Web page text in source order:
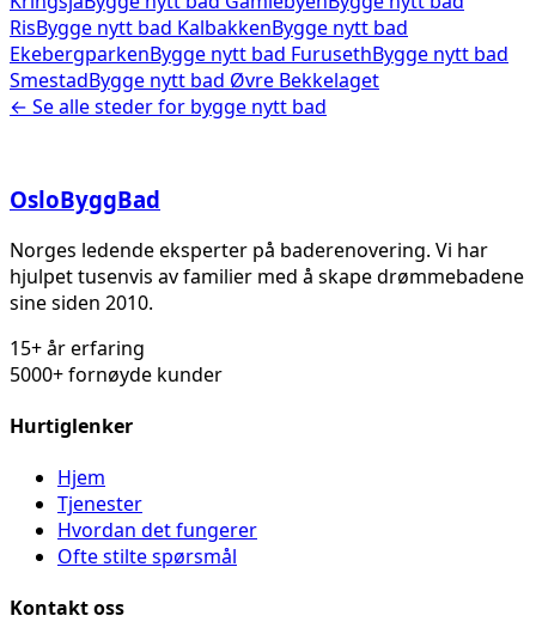
RisBygge nytt bad KalbakkenBygge nytt bad
EkebergparkenBygge nytt bad FurusethBygge nytt bad
SmestadBygge nytt bad Øvre Bekkelaget
← Se alle steder for bygge nytt bad
OsloByggBad
Norges ledende eksperter på baderenovering. Vi har
hjulpet tusenvis av familier med å skape drømmebadene
sine siden 2010.
15+ år erfaring
5000+ fornøyde kunder
Hurtiglenker
Hjem
Tjenester
Hvordan det fungerer
Ofte stilte spørsmål
Kontakt oss